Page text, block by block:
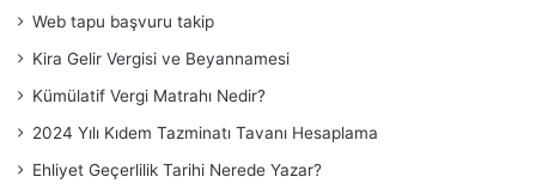
Web tapu başvuru takip
Kira Gelir Vergisi ve Beyannamesi
Kümülatif Vergi Matrahı Nedir?
2024 Yılı Kıdem Tazminatı Tavanı Hesaplama
Ehliyet Geçerlilik Tarihi Nerede Yazar?